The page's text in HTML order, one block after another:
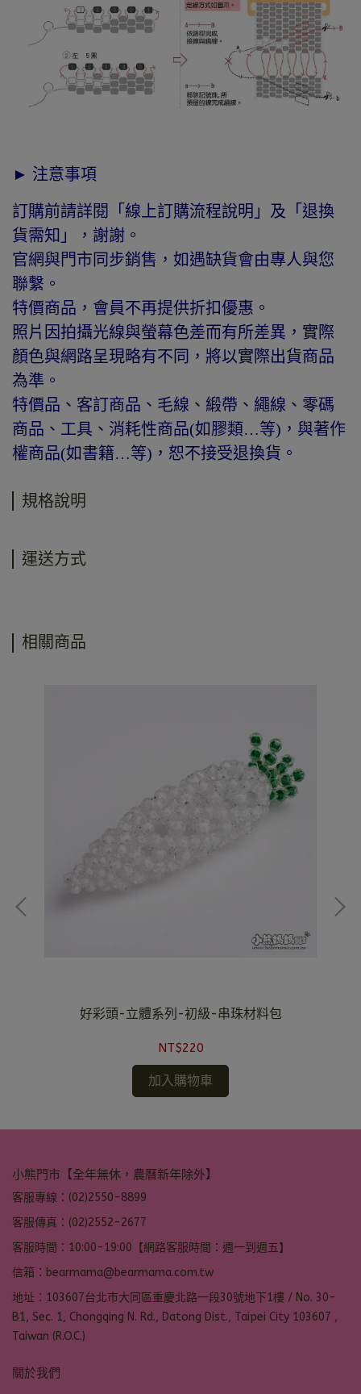
► 注意事項
訂購前請詳閱「線上訂購流程說明」及「退換
貨需知」，謝謝。
官網與門市同步銷售，如遇缺貨會由專人與您
聯繫。
特價商品，會員不再提供折扣優惠。
照片因拍攝光線與螢幕色差而有所差異，實際
顏色與網路呈現略有不同，將以實際出貨商品
為準。
特價品、客訂商品、毛線、緞帶、繩線、零碼
商品、工具、消耗性商品(如膠類…等)，與著作
權商品(如書籍…等)，恕不接受退換貨。
規格說明
運送方式
相關商品
好彩頭-立體系列-初級-串珠材料包
NT$220
加入購物車
小熊門市【全年無休，農曆新年除外】
客服專線：(02)2550-8899
客服傳真：(02)2552-2677
客服時間：10:00-19:00【網路客服時間：週一到週五】
信箱：bearmama@bearmama.com.tw
地址：103607台北市大同區重慶北路一段30號地下1樓 / No. 30-
B1, Sec. 1, Chongqing N. Rd., Datong Dist., Taipei City 103607 ,
Taiwan (R.O.C.)
關於我們